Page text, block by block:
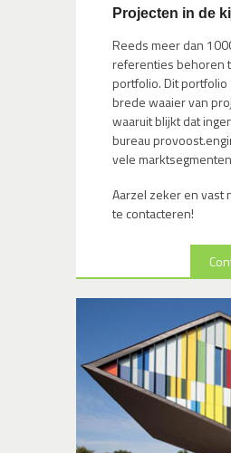
Projecten in de
Reeds meer dan
referenties behoren
portfolio. Dit portfolio
brede waaier van
waaruit blijkt dat
bureau
vele
Aarzel zeker en vast
te contacteren!